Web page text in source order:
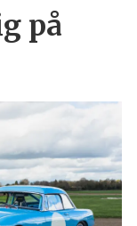
på